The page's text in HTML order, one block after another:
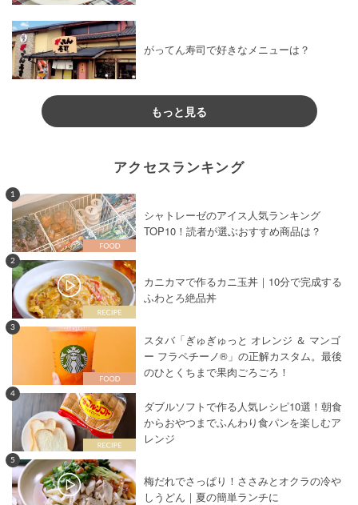
がってん寿司で好きなメニューは？
もっと見る
アクセスランキング
1
シャトレーゼのアイス人気ランキング
TOP10！読者が選ぶおすすめ商品は？
2
カニカマで作るカニ玉丼｜10分で完成する
ふわとろ絶品丼
3
スタバ「ぎゅぎゅっと オレンジ ＆ マンゴ
ー フラペチーノ®」の正解カスタム。最後
のひとくちまで果肉ごろごろ！
4
ダブルソフトで作る人気レシピ10選！朝食
からおやつまでふんわり食パンを楽しむア
レンジ
5
梅だれでさっぱり！ささみとオクラの冷や
しうどん｜夏の簡単ランチに